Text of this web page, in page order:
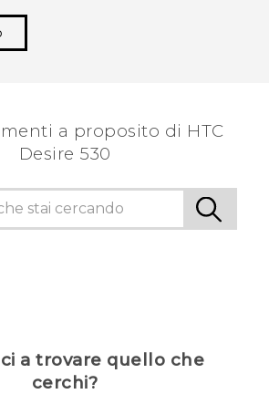
a proposito di HTC
Desire 530
a trovare quello che
cerchi?